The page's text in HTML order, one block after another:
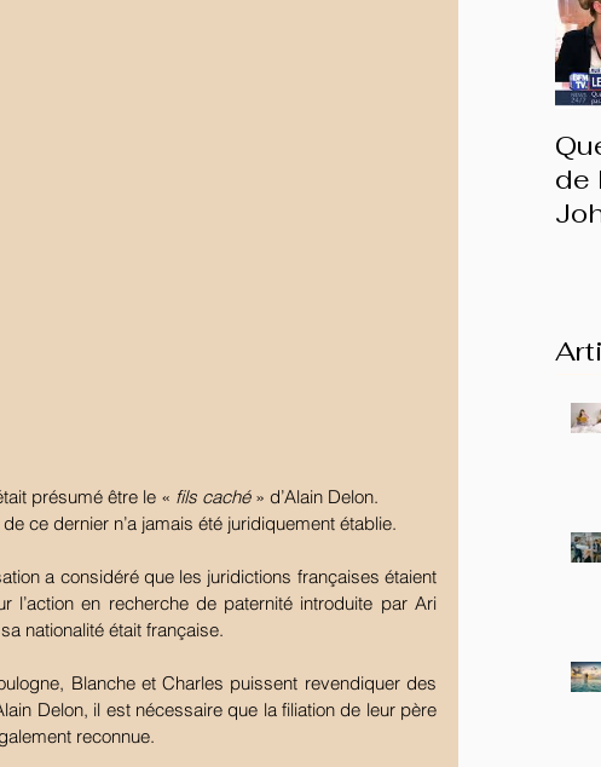
présumé être le « fils caché » d’Alain Delon.
ce dernier n’a jamais été juridiquement établie.
a considéré que les juridictions françaises étaient
l’action en recherche de paternité introduite par Ari
nationalité était française.
Blanche et Charles puissent revendiquer des
Delon, il est nécessaire que la filiation de leur père
reconnue.
de